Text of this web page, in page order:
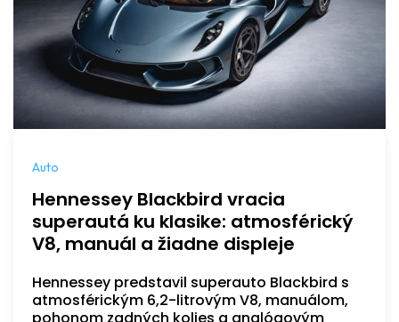
Auto
Hennessey Blackbird vracia
superautá ku klasike: atmosférický
V8, manuál a žiadne displeje
Hennessey predstavil superauto Blackbird s
atmosférickým 6,2-litrovým V8, manuálom,
pohonom zadných kolies a analógovým